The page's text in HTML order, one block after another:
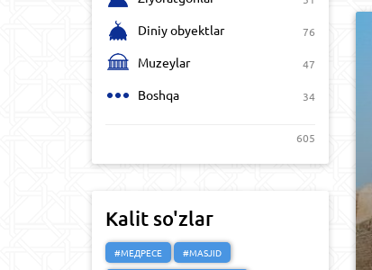
Diniy obyektlar 76
Muzeylar 47
Boshqa 34
605
Kalit so'zlar
#МЕДРЕСЕ
#MASJID